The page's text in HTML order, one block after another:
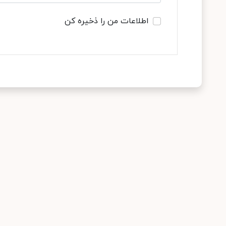
اطلاعات من را ذخیره کن